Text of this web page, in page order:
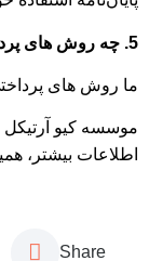
5. چه روش های پرداختی را ارائه می دهید؟
ما روش های
موسسه کیو آرتیکل
اطلاعات بیشتر،
Share